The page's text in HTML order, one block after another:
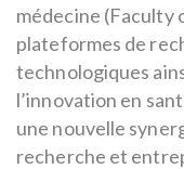
médecine (Faculty
plateformes de
technologiques
l’innovation en
une nouvelle
recherche et